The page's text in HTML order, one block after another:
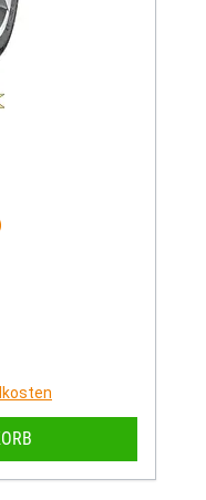
Mehr Informationen zum